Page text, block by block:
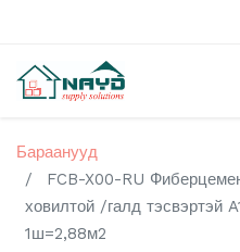
Бараанууд
FCB-X00-RU
ховилтой /галд тэсвэртэй
1ш=2,88м2